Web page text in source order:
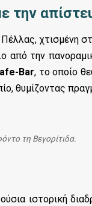
την
χτισμένη
από την
Bar, το οποίο
θυμίζοντας
τη Βεγορίτιδα.
ιστορική